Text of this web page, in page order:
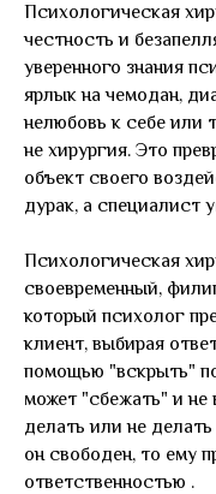
Психологическая
честность и
уверенного знания
ярлык на чемодан,
нелюбовь к себе или
не хирургия. Это
объект своего
дурак, а специалист
Психологическая
своевременный,
который психолог
клиент, выбирая
помощью "вскрыть"
может "сбежать" и не
делать или не
он свободен, то ему
ответственностью .